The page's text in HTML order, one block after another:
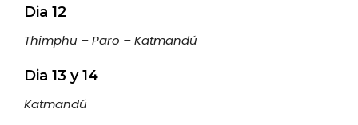
Dia 12
Thimphu – Paro – Katmandú
Dia 13 y 14
Katmandú